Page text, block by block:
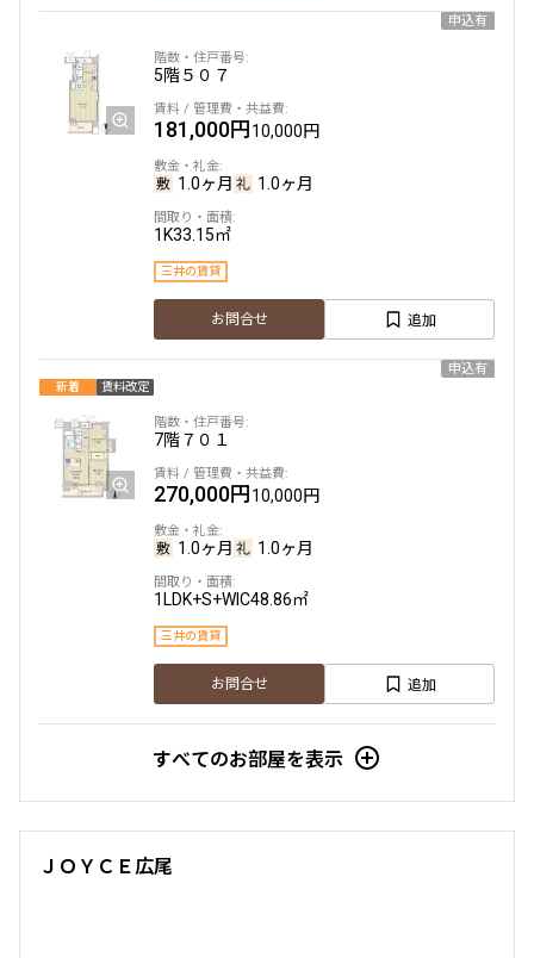
申込有
5階５０７
181,000円10,000円
1.0ヶ月 1.0ヶ月
1K33.15㎡
三井の賃貸
お問合せ 追加
新着 賃料改定
申込有
7階７０１
270,000円10,000円
1.0ヶ月 1.0ヶ月
1LDK+S+WIC48.86㎡
三井の賃貸
お問合せ 追加
すべてのお部屋を表示
ＪＯＹＣＥ広尾